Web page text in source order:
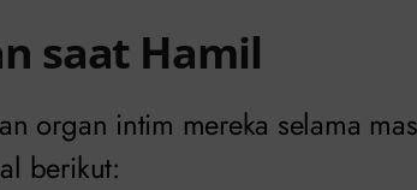
saat Hamil
organ intim mereka selama
berikut: